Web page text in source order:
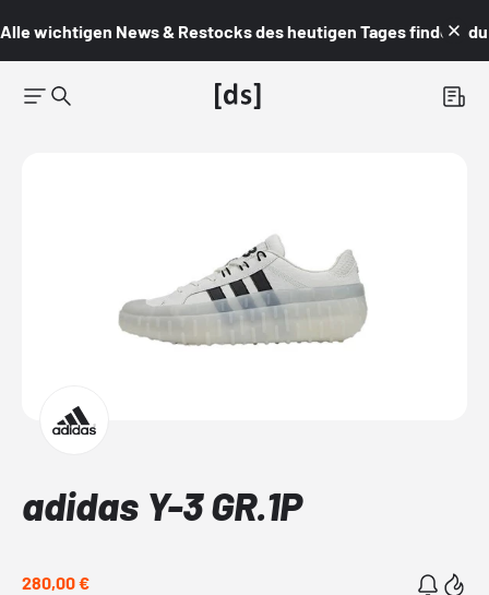
Alle wichtigen News & Restocks des heutigen Tages findest du
adidas Y-3 GR.1P
280,00 €